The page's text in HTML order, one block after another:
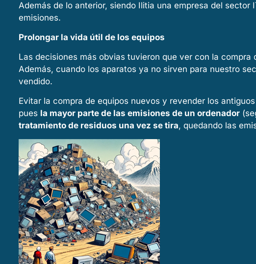
Además de lo anterior, siendo Ilitia una empresa del
emisiones.
Prolongar la vida útil de los equipos
Las decisiones más obvias tuvieron que ver con la compra
Además, cuando los aparatos ya no sirven para nuestro
vendido.
Evitar la compra de equipos nuevos y revender los
pues la mayor parte de las emisiones de un ordenador
tratamiento de residuos una vez se tira, quedando las